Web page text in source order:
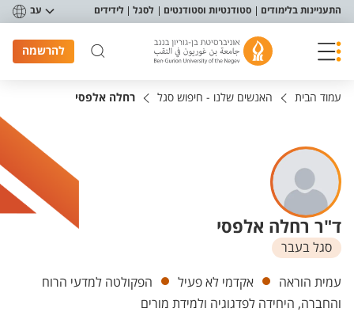
תפריט נגישות
התעניינות בלימודים סטודנטיות וסטודנטים לסגל לידידים עב
להרשמה
עמוד הבית האנשים שלנו - חיפוש סגל רחלה אלפסי
ד"ר רחלה אלפסי
סגל בעבר
יחידות
עמית הוראה אקדמי לא פעיל
הפקולטה למדעי הרוח
והחברה, היחידה לפדגוגיה ולמידת מורים